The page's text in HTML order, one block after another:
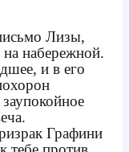
Лизы,
на набережной.
и в его
Графини